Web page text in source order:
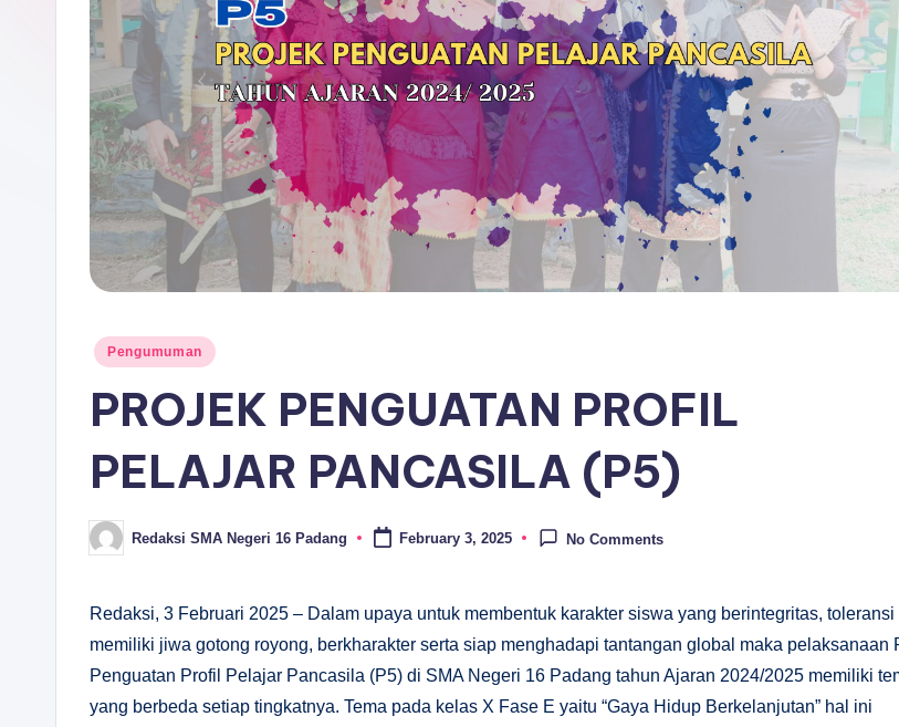
A
D
A
N
G
Posted
Pengumuman
PROJEK PENGUATAN PROFIL
PELAJAR PANCASILA (P5)
PostedRedaksi SMA Negeri 16 Padang February 3, 2025 No Comments
Redaksi, 3 Februari 2025 – Dalam upaya untuk membentuk karakter siswa yang berintegritas, toleransi
memiliki jiwa gotong royong, berkharakter serta siap menghadapi tantangan global maka pelaksanaan
Penguatan Profil Pelajar Pancasila (P5) di SMA Negeri 16 Padang tahun Ajaran 2024/2025 memiliki
yang berbeda setiap tingkatnya. Tema pada kelas X Fase E yaitu “Gaya Hidup Berkelanjutan” hal ini